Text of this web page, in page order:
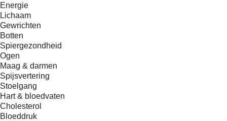
Energie
Lichaam
Gewrichten
Botten
Spiergezondheid
Ogen
Maag & darmen
Spijsvertering
Stoelgang
Hart & bloedvaten
Cholesterol
Bloeddruk